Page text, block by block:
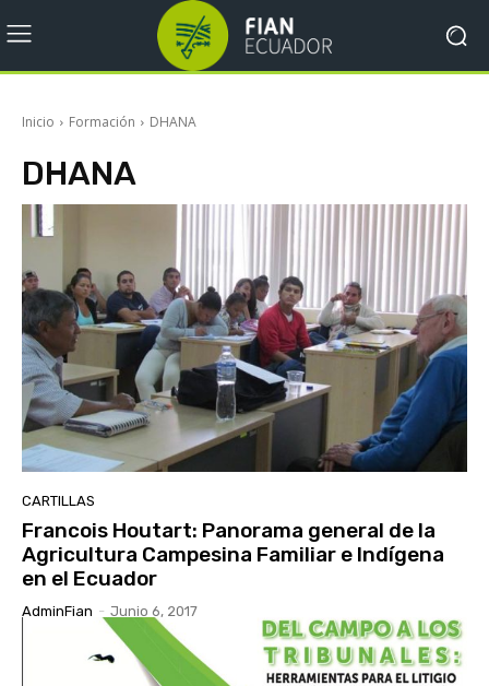
Inicio Formación DHANA
DHANA
CARTILLAS
Francois Houtart: Panorama general de la
Agricultura Campesina Familiar e Indígena
en el Ecuador
AdminFian - Junio 6, 2017